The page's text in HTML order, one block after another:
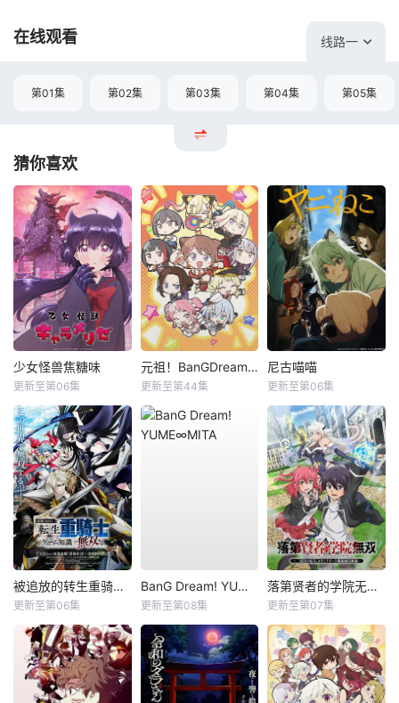
在线观看 线路一
第01集 第02集 第03集 第04集 第05集
猜你喜欢
少女怪兽焦糖味
更新至第06集
元祖！BanGDream酱
更新至第44集
尼古喵喵
更新至第06集
被追放的转生重骑士用游戏知识开无双
更新至第06集
BanG Dream! YUME∞MITA
更新至第08集
落第贤者的学院无双第二回转生，S等级作弊魔术师冒险记
更新至第07集